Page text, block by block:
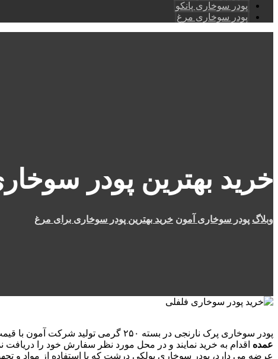
پودر سوخاری پانکو
پودر سوخاری مرغ
خرید بهترین پودر
وبلاگ پودر سوخاری آمون خرید بهترین پودر سوخاری برای مرغ
پودر سوخاری پرک نارنجی در بسته ۲۵۰ گرمی تولید شرکت آمون با قیمت ۴۴۰۰ تومان با بهترین کیفیت به فروش می رسد. مشتریان عزیز می توانند با خرید از این شرکت و یا نمایندگی آمون به صورت خرده یا
عمده اقدام به خرید نمایند و در محل مورد نظر سفارش خود را دریافت
عرضه می دارد، پودر سوخاری پولکی درشت که با استفاده از مواد